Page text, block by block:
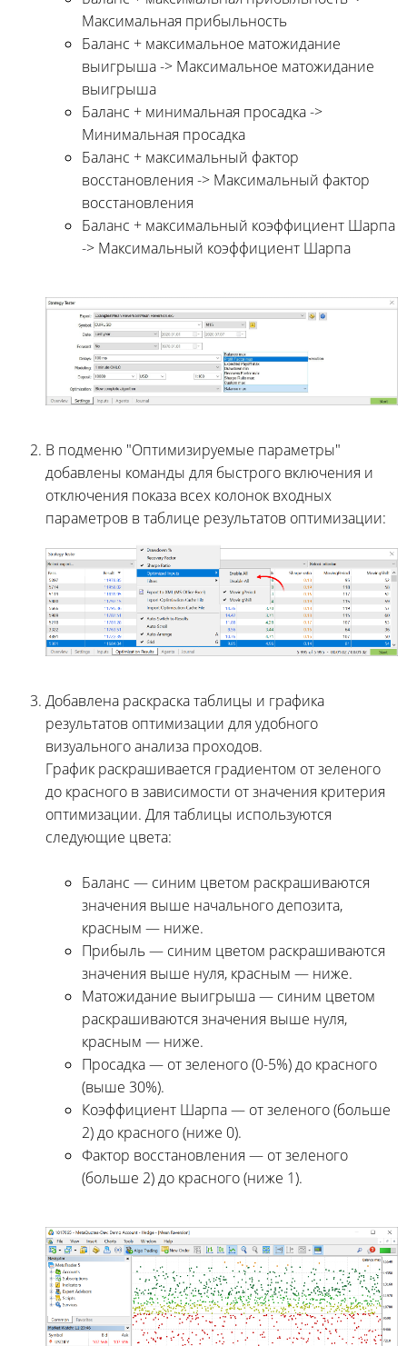
Максимальная прибыльность
Баланс + максимальное матожидание
выигрыша -> Максимальное матожидание
выигрыша
Баланс + минимальная просадка ->
Минимальная просадка
Баланс + максимальный фактор
восстановления -> Максимальный фактор
восстановления
Баланс + максимальный коэффициент Шарпа
-> Максимальный коэффициент Шарпа
В подменю "Оптимизируемые параметры"
добавлены команды для быстрого включения и
отключения показа всех колонок входных
параметров в таблице результатов оптимизации:
Добавлена раскраска таблицы и графика
результатов оптимизации для удобного
визуального анализа проходов.
График раскрашивается градиентом от зеленого
до красного в зависимости от значения критерия
оптимизации. Для таблицы используются
следующие цвета:
Баланс — синим цветом раскрашиваются
значения выше начального депозита,
красным — ниже.
Прибыль — синим цветом раскрашиваются
значения выше нуля, красным — ниже.
Матожидание выигрыша — синим цветом
раскрашиваются значения выше нуля,
красным — ниже.
Просадка — от зеленого (0-5%) до красного
(выше 30%).
Коэффициент Шарпа — от зеленого (больше
2) до красного (ниже 0).
Фактор восстановления — от зеленого
(больше 2) до красного (ниже 1).